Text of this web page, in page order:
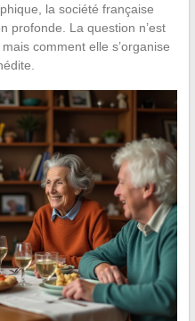
la société française
profonde. La question n’est
comment elle s’organise